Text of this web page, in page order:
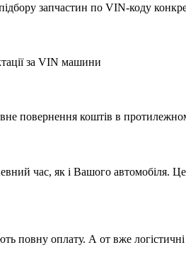
запчастин по VIN-коду
за VIN машини
повернення коштів в
час, як і Вашого
повну оплату. А от вже